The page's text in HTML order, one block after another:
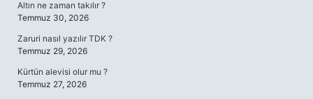
Altın ne zaman takılır ?
Temmuz 30, 2026
Zaruri nasıl yazılır TDK ?
Temmuz 29, 2026
Kürtün alevisi olur mu ?
Temmuz 27, 2026